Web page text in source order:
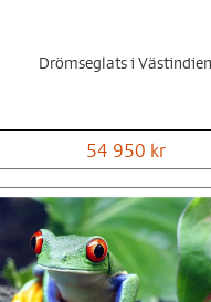
Drömseglats i Västindien
54 950 kr